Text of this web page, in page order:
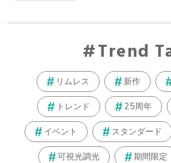
Trend
リムレス 新作
トレンド 25周年
イベント スタンダード
可視光調光 期間限定